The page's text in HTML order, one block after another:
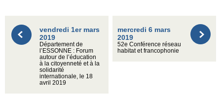
vendredi 1er mars
2019
Département de
l’ESSONNE : Forum
autour de l’éducation
à la citoyenneté et à la
solidarité
internationale, le 18
avril 2019
mercredi 6 mars
2019
52e Conférence réseau
habitat et francophonie